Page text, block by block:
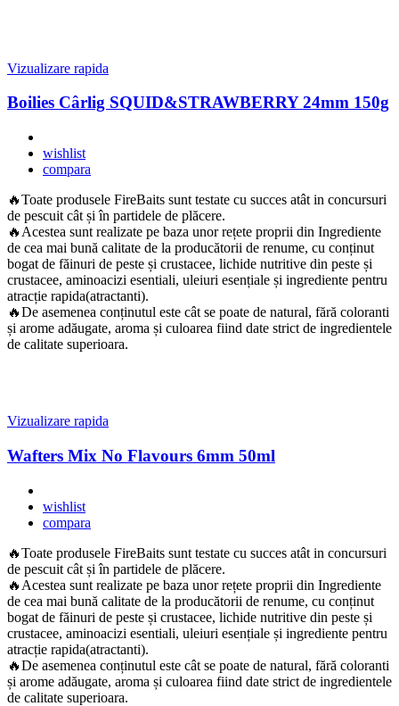
Vizualizare rapida
Boilies Cârlig SQUID&STRAWBERRY 24mm 150g
wishlist
compara
🔥Toate produsele FireBaits sunt testate cu succes atât in concursuri
de pescuit cât și în partidele de plăcere.
🔥Acestea sunt realizate pe baza unor rețete proprii din Ingrediente
de cea mai bună calitate de la producătorii de renume, cu conținut
bogat de făinuri de peste și crustacee, lichide nutritive din peste și
crustacee, aminoacizi esentiali, uleiuri esențiale și ingrediente pentru
atracție rapida(atractanti).
🔥De asemenea conținutul este cât se poate de natural, fără coloranti
și arome adăugate, aroma și culoarea fiind date strict de ingredientele
de calitate superioara.
Vizualizare rapida
Wafters Mix No Flavours 6mm 50ml
wishlist
compara
🔥Toate produsele FireBaits sunt testate cu succes atât in concursuri
de pescuit cât și în partidele de plăcere.
🔥Acestea sunt realizate pe baza unor rețete proprii din Ingrediente
de cea mai bună calitate de la producătorii de renume, cu conținut
bogat de făinuri de peste și crustacee, lichide nutritive din peste și
crustacee, aminoacizi esentiali, uleiuri esențiale și ingrediente pentru
atracție rapida(atractanti).
🔥De asemenea conținutul este cât se poate de natural, fără coloranti
și arome adăugate, aroma și culoarea fiind date strict de ingredientele
de calitate superioara.